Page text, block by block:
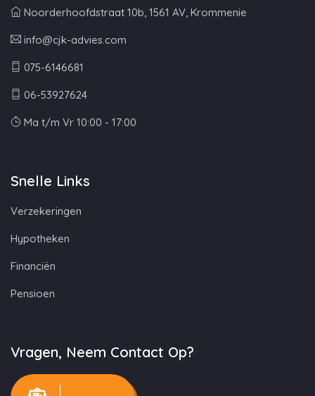
Noorderhoofdstraat 10b, 1561 AV, Krommenie
info@cjk-advies.com
075-6146681
06-53927624
Ma t/m Vr 10:00 - 17:00
Snelle Links
Verzekeringen
Hypotheken
Financiën
Pensioen
Vragen, Neem Contact Op?